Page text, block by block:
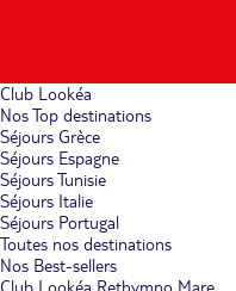
Club Lookéa
Nos Top destinations
Séjours Grèce
Séjours Espagne
Séjours Tunisie
Séjours Italie
Séjours Portugal
Toutes nos destinations
Nos Best-sellers